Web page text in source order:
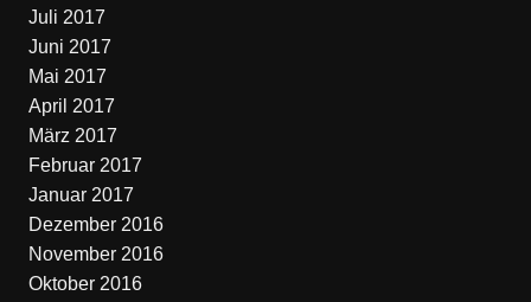
Juli 2017
Juni 2017
Mai 2017
April 2017
März 2017
Februar 2017
Januar 2017
Dezember 2016
November 2016
Oktober 2016